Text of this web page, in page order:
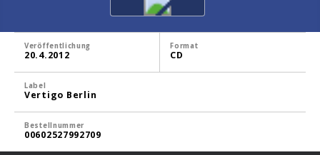
Veröffentlichung
20.4.2012
Format
CD
Label
Vertigo Berlin
Bestellnummer
00602527992709